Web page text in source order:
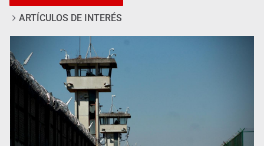
Fallece Don Nelson, quíntuple campeón NBA, a los 86
ARTÍCULOS DE INTERÉS